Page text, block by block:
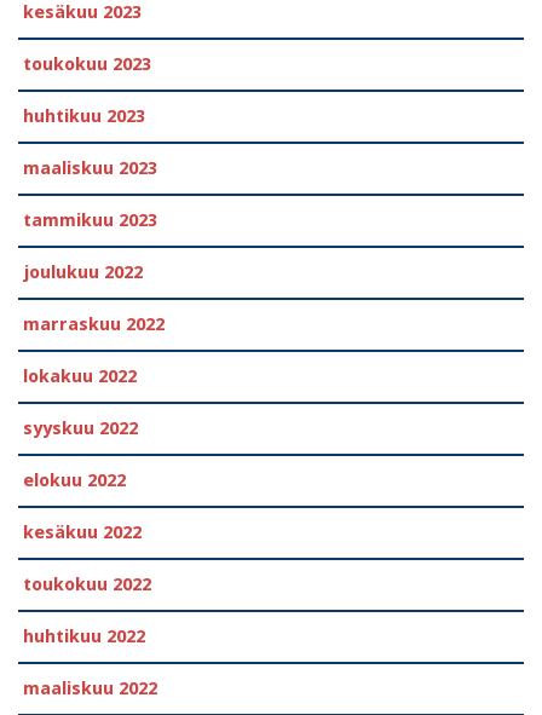
kesäkuu 2023
toukokuu 2023
huhtikuu 2023
maaliskuu 2023
tammikuu 2023
joulukuu 2022
marraskuu 2022
lokakuu 2022
syyskuu 2022
elokuu 2022
kesäkuu 2022
toukokuu 2022
huhtikuu 2022
maaliskuu 2022